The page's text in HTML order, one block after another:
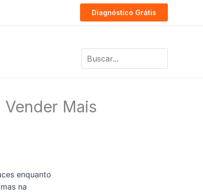
Diagnóstico Grátis
for:
Mais
enquanto
na